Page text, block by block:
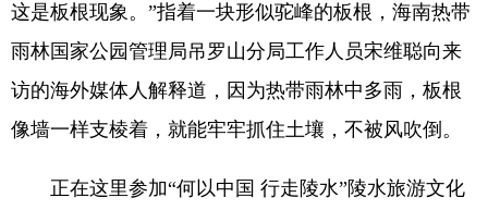
这是板根现象。”指着一块形似驼峰的板根，海南热带
雨林国家公园管理局吊罗山分局工作人员宋维聪向来
访的海外媒体人解释道，因为热带雨林中多雨，板根
像墙一样支棱着，就能牢牢抓住土壤，不被风吹倒。
正在这里参加“何以中国 行走陵水”陵水旅游文化